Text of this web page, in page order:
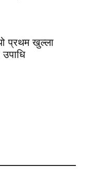
प्रथम खुल्ला
उपाधि